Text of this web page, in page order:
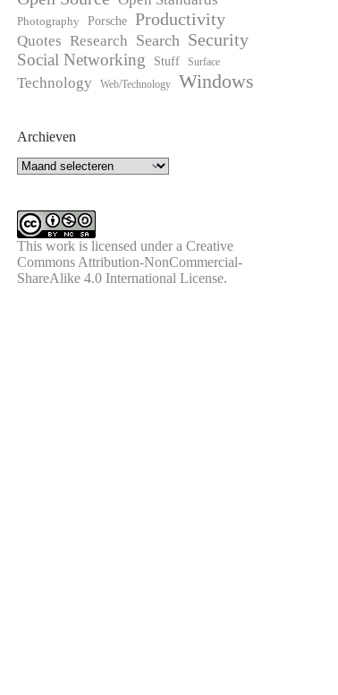
Photography Porsche Productivity
Quotes Research Search Security
Social Networking Stuff Surface
Technology Web/Technology Windows
Archieven
Archieven
This work is licensed under aCreative
Commons Attribution-NonCommercial-
ShareAlike 4.0 International License.